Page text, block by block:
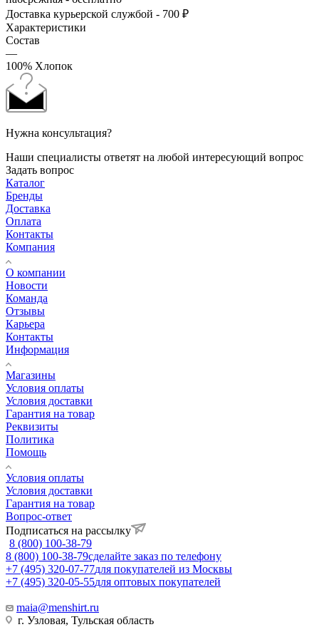
Доставка курьерской службой - 700 ₽
Характеристики
Состав
—
100% Хлопок
Нужна консультация?
Наши специалисты ответят на любой интересующий вопрос
Задать вопрос
Каталог
Бренды
Доставка
Оплата
Контакты
Компания
О компании
Новости
Команда
Отзывы
Карьера
Контакты
Информация
Магазины
Условия оплаты
Условия доставки
Гарантия на товар
Реквизиты
Политика
Помощь
Условия оплаты
Условия доставки
Гарантия на товар
Вопрос-ответ
Подписаться на рассылку
8 (800) 100-38-79
8 (800) 100-38-79сделайте заказ по телефону
+7 (495) 320-07-77для покупателей из Москвы
+7 (495) 320-05-55для оптовых покупателей
maia@menshirt.ru
г. Узловая, Тульская область